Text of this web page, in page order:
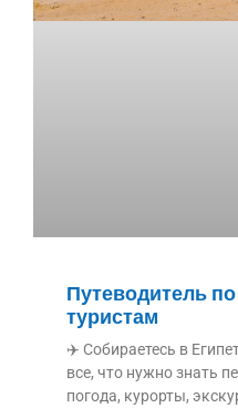
Путеводитель
туристам
✈️ Собираетесь в
все, что нужно знать
погода, курорты,